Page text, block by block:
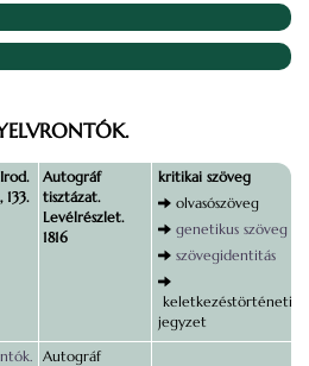
133.
Autográf
tisztázat.
Levélrészlet.
1816
kritikai szöveg
olvasószöveg
genetikus szöveg
szövegidentitás
keletkezéstörténeti
jegyzet
Autográf